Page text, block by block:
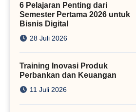
6 Pelajaran Penting dari
Semester Pertama 2026 untuk
Bisnis Digital
28 Juli 2026
Training Inovasi Produk
Perbankan dan Keuangan
11 Juli 2026